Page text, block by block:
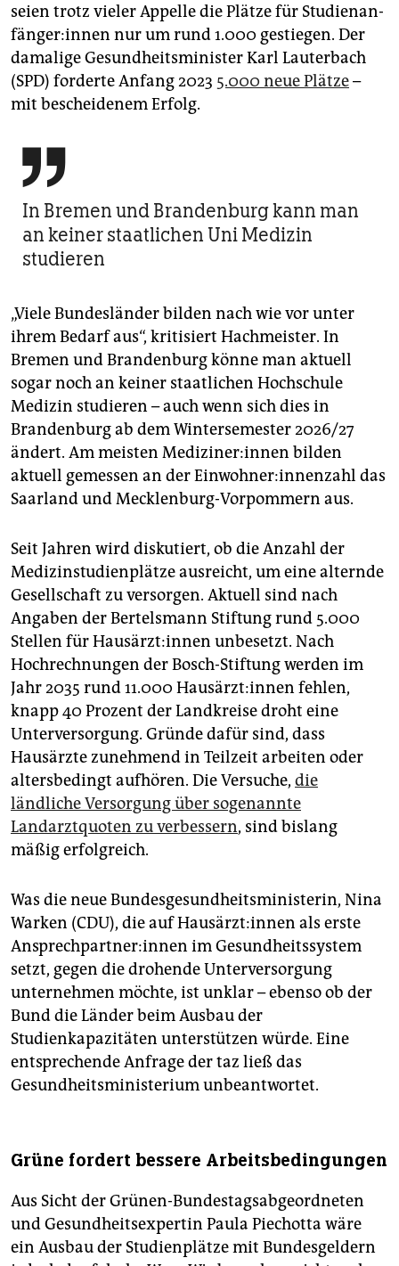
seien trotz vieler Appelle die Plätze für Stu­di­en­an­
fän­ge­r:in­nen nur um rund 1.000 gestiegen. Der
damalige Gesundheitsminister Karl Lauterbach
(SPD) forderte Anfang 2023 5.000 neue Plätze–
mit bescheidenem Erfolg.

In Bremen und Brandenburg kann man
an keiner staatlichen Uni Medizin
studieren
„Viele Bundesländer bilden nach wie vor unter
ihrem Bedarf aus“, kritisiert Hach­meis­ter. In
Bremen und Brandenburg könne man aktuell
sogar noch an keiner staatlichen Hochschule
Medizin studieren – auch wenn sich dies in
Brandenburg ab dem Wintersemester 2026/27
ändert. Am meisten Me­di­zi­ne­r:in­nen bilden
aktuell gemessen an der Ein­woh­ne­r:in­nen­zahl das
Saarland und Mecklenburg-Vorpommern aus.
Seit Jahren wird diskutiert, ob die Anzahl der
Medizinstudienplätze ausreicht, um eine alternde
Gesellschaft zu versorgen. Aktuell sind nach
Angaben der Bertelsmann Stiftung rund 5.000
Stellen für Haus­ärz­t:in­nen unbesetzt. Nach
Hochrechnungen der Bosch-Stiftung werden im
Jahr 2035 rund 11.000 Haus­ärz­t:in­nen fehlen,
knapp 40 Prozent der Landkreise droht eine
Unterversorgung. Gründe dafür sind, dass
Hausärzte zunehmend in Teilzeit arbeiten oder
altersbedingt aufhören. Die Versuche, die
ländliche Versorgung über sogenannte
Landarztquoten zu verbessern, sind bislang
mäßig erfolgreich.
Was die neue Bundesgesundheitsministerin, Nina
Warken (CDU), die auf Haus­ärz­t:in­nen als erste
An­sprech­part­ne­r:in­nen im Gesundheitssystem
setzt, gegen die drohende Unterversorgung
unternehmen möchte, ist unklar – ebenso ob der
Bund die Länder beim Ausbau der
Studienkapazitäten unterstützen würde. Eine
entsprechende Anfrage der taz ließ das
Gesundheitsministerium unbeantwortet.
Grüne fordert bessere Arbeitsbedingungen
Aus Sicht der Grünen-Bundestagsabgeordneten
und Gesundheitsexpertin Paula Pie­chotta wäre
ein Ausbau der Studienplätze mit Bundesgeldern